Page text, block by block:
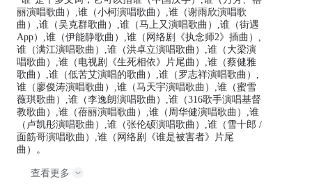
丽演唱歌曲）,谁（小柯演唱歌曲）,谁（谢雨欣演唱歌
曲）,谁（吴克群歌曲）,谁（马上又演唱歌曲）,谁（街遇
App）,谁（伊能静歌曲）,谁（网络剧《执念师2》插曲）,
谁（满江演唱歌曲）,谁（洪卓立演唱歌曲）,谁（大梁演
唱歌曲）,谁（电视剧《生死相依》片尾曲）,谁（蔡健雅
歌曲）,谁（低苦艾演唱的歌曲）,谁（罗志祥演唱歌曲）,
谁（廖俊涛演唱歌曲）,谁（马天宇演唱歌曲）,谁（蜜雪
薇琪歌曲）,谁（李逸朗演唱歌曲）,谁（316歌手演唱基督
教歌曲）,谁（蓓丽演唱歌曲）,谁（周华健演唱歌曲）,谁
（卢凯彤演唱歌曲）,谁（张伦硕演唱歌曲）,谁（雪十郎 /
面筋哥演唱歌曲）,谁（网络剧《谁是被害者》片尾
曲）。
查看更多